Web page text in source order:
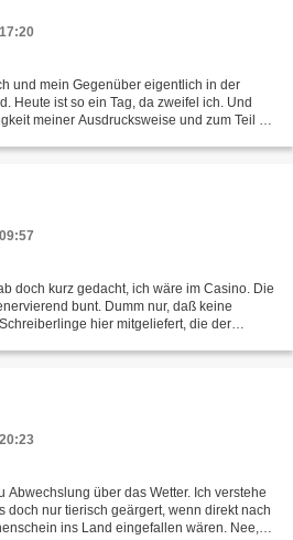
und mein Gegenüber eigentlich in der
Heute ist so ein Tag, da zweifel ich. Und
meiner Ausdrucksweise und zum Teil an
doch kurz gedacht, ich wäre im Casino. Die
bunt. Dumm nur, daß keine
hier mitgeliefert, die der
Abwechslung über das Wetter. Ich verstehe
doch nur tierisch geärgert, wenn direkt nach
ins Land eingefallen wären. Nee,